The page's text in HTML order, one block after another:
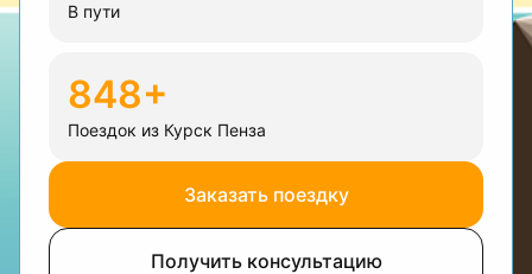
В пути
848+
Поездок из Курск Пенза
Заказать поездку
Получить консультацию